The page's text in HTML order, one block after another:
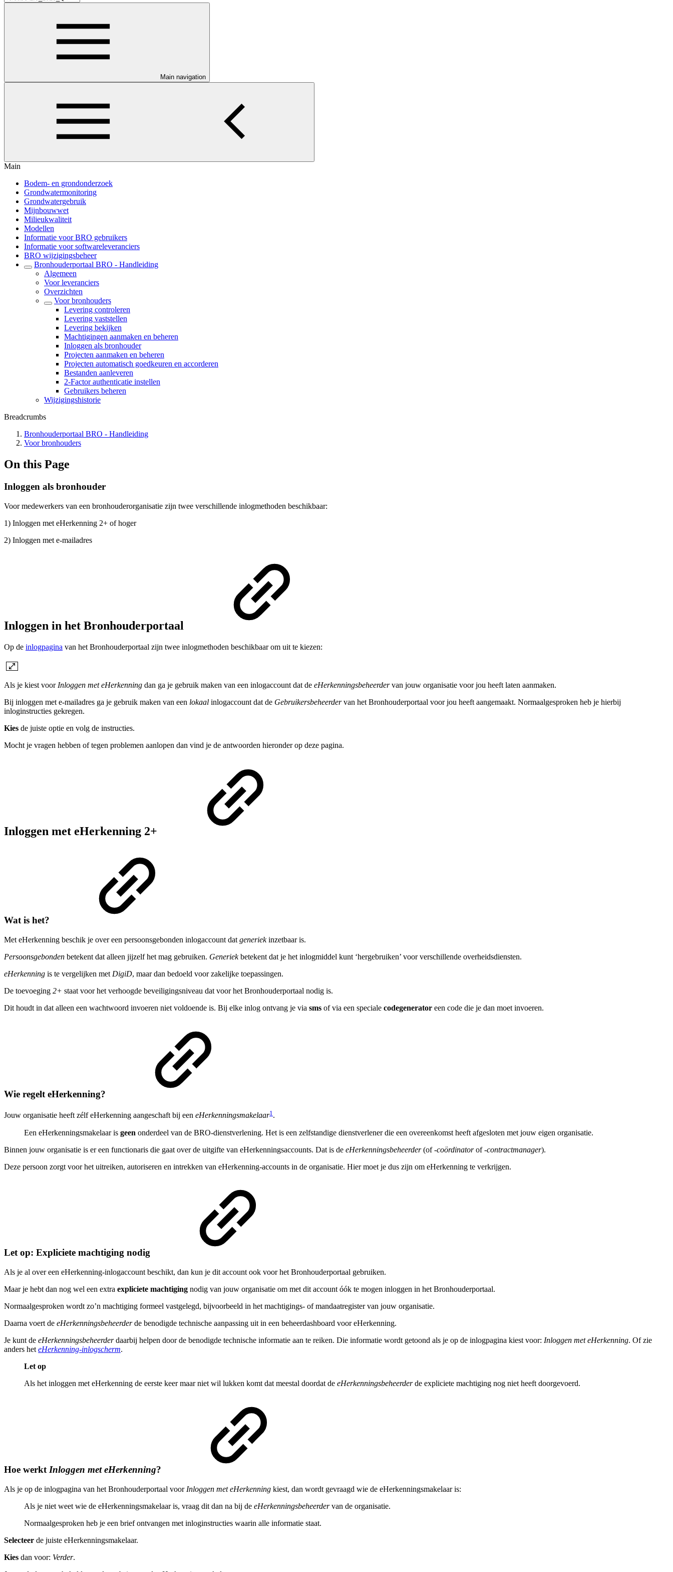
Main navigation
Main
Bodem- en grondonderzoek
Grondwatermonitoring
Grondwatergebruik
Mijnbouwwet
Milieukwaliteit
Modellen
Informatie voor BRO gebruikers
Informatie voor softwareleveranciers
BRO wijzigingsbeheer
Bronhouderportaal BRO - Handleiding
Algemeen
Voor leveranciers
Overzichten
Voor bronhouders
Levering controleren
Levering vaststellen
Levering bekijken
Machtigingen aanmaken en beheren
Inloggen als bronhouder
Projecten aanmaken en beheren
Projecten automatisch goedkeuren en accorderen
Bestanden aanleveren
2-Factor authenticatie instellen
Gebruikers beheren
Wijzigingshistorie
Breadcrumbs
Bronhouderportaal BRO - Handleiding
Voor bronhouders
On this Page
Inloggen als bronhouder
Voor medewerkers van een bronhouderorganisatie zijn twee verschillende inlogmethoden beschikbaar:
1) Inloggen met eHerkenning 2+ of hoger
2) Inloggen met e-mailadres
Inloggen in het Bronhouderportaal
Op de inlogpagina van het Bronhouderportaal zijn twee inlogmethoden beschikbaar om uit te kiezen:
Als je kiest voor Inloggen met eHerkenning dan ga je gebruik maken van een inlogaccount dat de eHerkenningsbeheerdervan jouw organisatie voor jou heeft laten aanmaken.
Bij inloggen met e-mailadres ga je gebruik maken van een lokaal inlogaccount dat de Gebruikersbeheerdervan het Bronhouderportaal voor jou heeft aangemaakt. Normaalgesproken heb je hierbij
inloginstructies gekregen.
Kies de juiste optie en volg de instructies.
Mocht je vragen hebben of tegen problemen aanlopen dan vind je de antwoorden hieronder op deze pagina.
Inloggen met eHerkenning 2+
Wat is het?
Met eHerkenning beschik je over een persoonsgebonden inlogaccount dat generiekinzetbaar is.
Persoonsgebonden betekent dat alleen jijzelf het mag gebruiken. Generiekbetekent dat je het inlogmiddel kunt ‘hergebruiken’ voor verschillende overheidsdiensten.
eHerkenning is te vergelijken met DigiD, maar dan bedoeld voor zakelijke toepassingen.
De toevoeging 2+ staat voor het verhoogde beveiligingsniveau dat voor het Bronhouderportaal nodig is.
Dit houdt in dat alleen een wachtwoord invoeren niet voldoende is. Bij elke inlog ontvang je via sms of via een speciale codegenerator een code die je dan moet invoeren.
Wie regelt eHerkenning?
Jouw organisatie heeft zélf eHerkenning aangeschaft bij een eHerkenningsmakelaar1 .
Een eHerkenningsmakelaar is geen onderdeel van de BRO-dienstverlening. Het is een zelfstandige dienstverlener die een overeenkomst heeft afgesloten met jouw eigen organisatie.
Binnen jouw organisatie is er een functionaris die gaat over de uitgifte van eHerkenningsaccounts. Dat is de eHerkenningsbeheerder(of-coördinatorof-contractmanager).
Deze persoon zorgt voor het uitreiken, autoriseren en intrekken van eHerkenning-accounts in de organisatie. Hier moet je dus zijn om eHerkenning te verkrijgen.
Let op: Expliciete machtiging nodig
Als je al over een eHerkenning-inlogaccount beschikt, dan kun je dit account ook voor het Bronhouderportaal gebruiken.
Maar je hebt dan nog wel een extra expliciete machtiging nodig van jouw organisatie om met dit account óók te mogen inloggen in het Bronhouderportaal.
Normaalgesproken wordt zo’n machtiging formeel vastgelegd, bijvoorbeeld in het machtigings- of mandaatregister van jouw organisatie.
Daarna voert de eHerkenningsbeheerderde benodigde technische aanpassing uit in een beheerdashboard voor eHerkenning.
Je kunt de eHerkenningsbeheerderdaarbij helpen door de benodigde technische informatie aan te reiken. Die informatie wordt getoond als je op de inlogpagina kiest voor: Inloggen met eHerkenning. Of zie
anders het eHerkenning-inlogscherm.
Let op
Als het inloggen met eHerkenning de eerste keer maar niet wil lukken komt dat meestal doordat de eHerkenningsbeheerderde expliciete machtiging nog niet heeft doorgevoerd.
Hoe werkt Inloggen met eHerkenning?
Als je op de inlogpagina van het Bronhouderportaal voor Inloggen met eHerkenning kiest, dan wordt gevraagd wie de eHerkenningsmakelaar is:
Als je niet weet wie de eHerkenningsmakelaar is, vraag dit dan na bij de eHerkenningsbeheerdervan de organisatie.
Normaalgesproken heb je een brief ontvangen met inloginstructies waarin alle informatie staat.
Selecteer de juiste eHerkenningsmakelaar.
Kies dan voor: Verder.